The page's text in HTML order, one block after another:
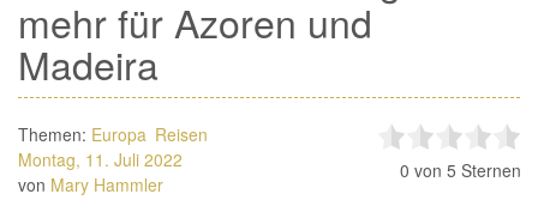
mehr für Azoren und
Madeira
Themen: Europa Reisen
Montag, 11. Juli 2022
von Mary Hammler
0 von 5 Sternen